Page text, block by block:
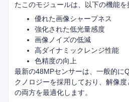
たこのモジュールは、以下の機能を
優れた画像シャープネス
強化された低光量感度
画像ノイズの低減
高ダイナミックレンジ性能
色精度の向上
最新の48MPセンサーは、一般的に
クノロジーを採用しており、解像
の両方を最適化します。